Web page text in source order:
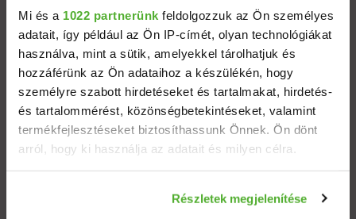
Mi és a 1022 partnerünk feldolgozzuk az Ön személyes
adatait, így például az Ön IP-címét, olyan technológiákat
használva, mint a sütik, amelyekkel tárolhatjuk és
hozzáférünk az Ön adataihoz a készülékén, hogy
személyre szabott hirdetéseket és tartalmakat, hirdetés-
és tartalommérést, közönségbetekintéseket, valamint
termékfejlesztéseket biztosíthassunk Önnek. Ön dönt
arról, hogy ki használja az adatait és milyen célra.
Információgyűjtés az Ön földrajzi elhelyezkedéséről
Részletek megjelenítése
Ingatlanok
Eladó házak
Eladó lakások
Települések